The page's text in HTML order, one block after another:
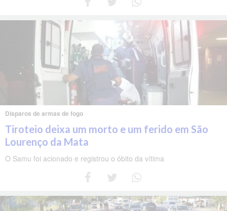
Disparos de armas de fogo
Tiroteio deixa um morto e um ferido em São
Lourenço da Mata
O Samu foi acionado e registrou o óbito da vítima